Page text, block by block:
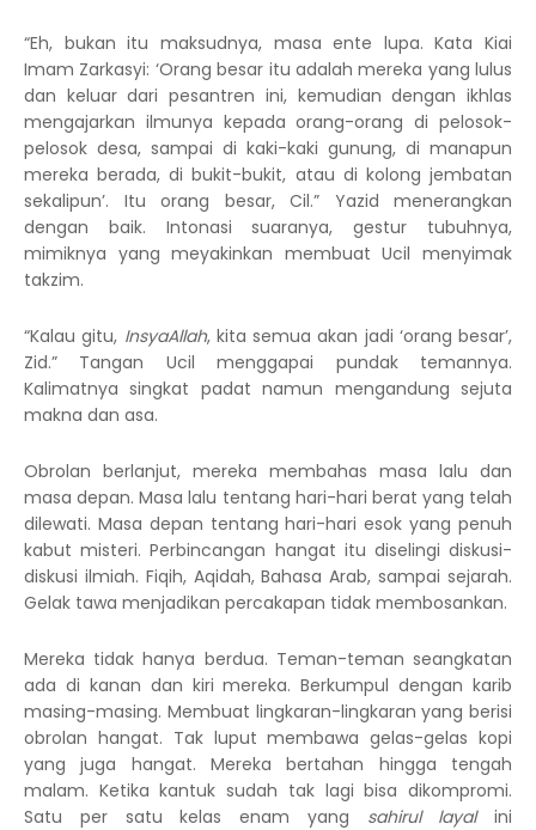
“Eh, bukan itu maksudnya, masa ente lupa. Kata Kiai
Imam Zarkasyi: ‘Orang besar itu adalah mereka yang lulus
dan keluar dari pesantren ini, kemudian dengan ikhlas
mengajarkan ilmunya kepada orang-orang di pelosok-
pelosok desa, sampai di kaki-kaki gunung, di manapun
mereka berada, di bukit-bukit, atau di kolong jembatan
sekalipun’. Itu orang besar, Cil.” Yazid menerangkan
dengan baik. Intonasi suaranya, gestur tubuhnya,
mimiknya yang meyakinkan membuat Ucil menyimak
takzim.
“Kalau gitu, InsyaAllah, kita semua akan jadi ‘orang besar’,
Zid.” Tangan Ucil menggapai pundak temannya.
Kalimatnya singkat padat namun mengandung sejuta
makna dan asa.
Obrolan berlanjut, mereka membahas masa lalu dan
masa depan. Masa lalu tentang hari-hari berat yang telah
dilewati. Masa depan tentang hari-hari esok yang penuh
kabut misteri. Perbincangan hangat itu diselingi diskusi-
diskusi ilmiah. Fiqih, Aqidah, Bahasa Arab, sampai sejarah.
Gelak tawa menjadikan percakapan tidak membosankan.
Mereka tidak hanya berdua. Teman-teman seangkatan
ada di kanan dan kiri mereka. Berkumpul dengan karib
masing-masing. Membuat lingkaran-lingkaran yang berisi
obrolan hangat. Tak luput membawa gelas-gelas kopi
yang juga hangat. Mereka bertahan hingga tengah
malam. Ketika kantuk sudah tak lagi bisa dikompromi.
Satu per satu kelas enam yang sahirul layalini